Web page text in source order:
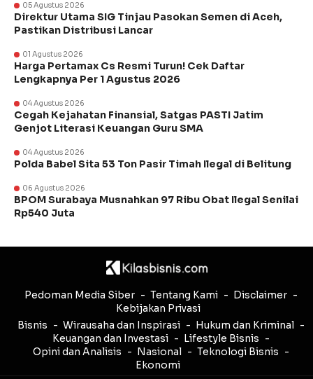
05 Agustus 2026
Direktur Utama SIG Tinjau Pasokan Semen di Aceh,
Pastikan Distribusi Lancar
01 Agustus 2026
Harga Pertamax Cs Resmi Turun! Cek Daftar
Lengkapnya Per 1 Agustus 2026
04 Agustus 2026
Cegah Kejahatan Finansial, Satgas PASTI Jatim
Genjot Literasi Keuangan Guru SMA
04 Agustus 2026
Polda Babel Sita 53 Ton Pasir Timah Ilegal di Belitung
06 Agustus 2026
BPOM Surabaya Musnahkan 97 Ribu Obat Ilegal Senilai
Rp540 Juta
Pedoman Media Siber Tentang Kami
Disclaimer
Kebijakan Privasi
Bisnis
Wirausaha dan Inspirasi
Hukum dan Kriminal
Keuangan dan Investasi
Lifestyle Bisnis
Opini dan Analisis
Nasional
Teknologi Bisnis
Ekonomi